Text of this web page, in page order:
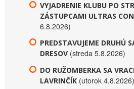
VYJADRENIE KLUBU PO
ZÁSTUPCAMI ULTRAS
6.8.2026)
PREDSTAVUJEME DRUHÚ
DRESOV (streda 5.8.2026)
DO RUŽOMBERKA SA
LAVRINČÍK (utorok 4.8.2026)